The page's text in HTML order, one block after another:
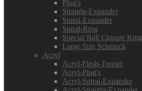
Plug's
Straight-Expander
Spiral-Expander
Spiral-Ring
Special Ball Closure Ring
Large Size Schmuck
Acryl
Acryl-Flesh-Tunnel
Acryl-Plug's
Acryl-Spiral-Expander